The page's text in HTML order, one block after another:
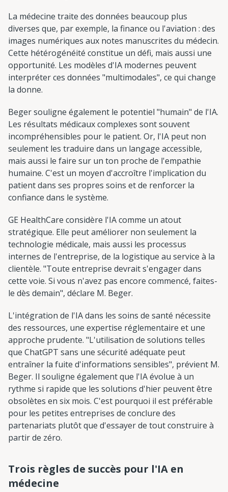
La médecine traite des données beaucoup plus
diverses que, par exemple, la finance ou l'aviation : des
images numériques aux notes manuscrites du médecin.
Cette hétérogénéité constitue un défi, mais aussi une
opportunité. Les modèles d'IA modernes peuvent
interpréter ces données "multimodales", ce qui change
la donne.
Beger souligne également le potentiel "humain" de l'IA.
Les résultats médicaux complexes sont souvent
incompréhensibles pour le patient. Or, l'IA peut non
seulement les traduire dans un langage accessible,
mais aussi le faire sur un ton proche de l'empathie
humaine. C'est un moyen d'accroître l'implication du
patient dans ses propres soins et de renforcer la
confiance dans le système.
GE HealthCare considère l'IA comme un atout
stratégique. Elle peut améliorer non seulement la
technologie médicale, mais aussi les processus
internes de l'entreprise, de la logistique au service à la
clientèle. "Toute entreprise devrait s'engager dans
cette voie. Si vous n'avez pas encore commencé, faites-
le dès demain", déclare M. Beger.
L'intégration de l'IA dans les soins de santé nécessite
des ressources, une expertise réglementaire et une
approche prudente. "L'utilisation de solutions telles
que ChatGPT sans une sécurité adéquate peut
entraîner la fuite d'informations sensibles", prévient M.
Beger. Il souligne également que l'IA évolue à un
rythme si rapide que les solutions d'hier peuvent être
obsolètes en six mois. C'est pourquoi il est préférable
pour les petites entreprises de conclure des
partenariats plutôt que d'essayer de tout construire à
partir de zéro.
Trois règles de succès pour l'IA en
médecine